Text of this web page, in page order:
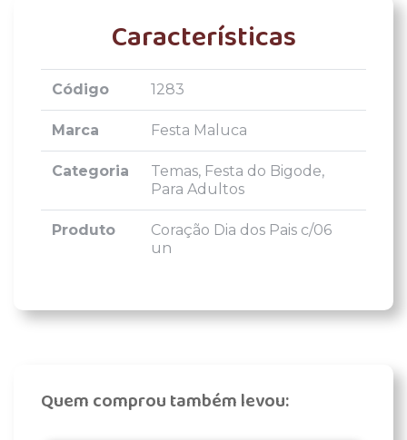
Características
Código 1283
Marca Festa Maluca
Categoria
Temas, Festa do Bigode,
Para Adultos
Produto
Coração Dia dos Pais c/06
un
Quem comprou também levou: